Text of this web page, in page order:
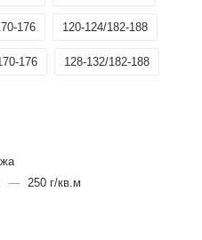
176 120-124/182-188
176 128-132/182-188
— 250 г/кв.м